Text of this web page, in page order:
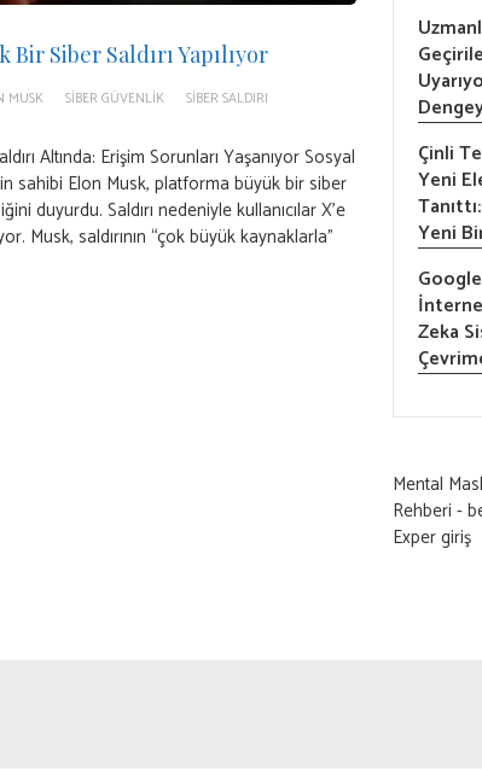
Bir Siber Saldırı Yapılıyor
MUSK SIBER GÜVENLIK
SIBER SALDIRI
Altında: Erişim Sorunları Yaşanıyor Sosyal
sahibi Elon Musk, platforma büyük bir siber
duyurdu. Saldırı nedeniyle kullanıcılar X’e
Musk, saldırının “çok büyük kaynaklarla”
Çinli
Yeni
Yeni
Zeka
Mental
Rehberi -
Exper giriş